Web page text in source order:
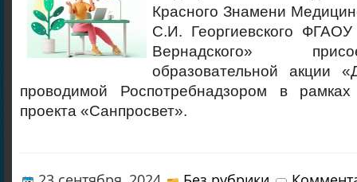
Красного Знамени
С.И. Георгиевского
Вернадского»
образовательной акции
проводимой Роспотребнадзором в рамках
проекта «Санпросвет».